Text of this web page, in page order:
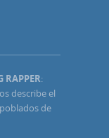
RAPPER:
describe el
de